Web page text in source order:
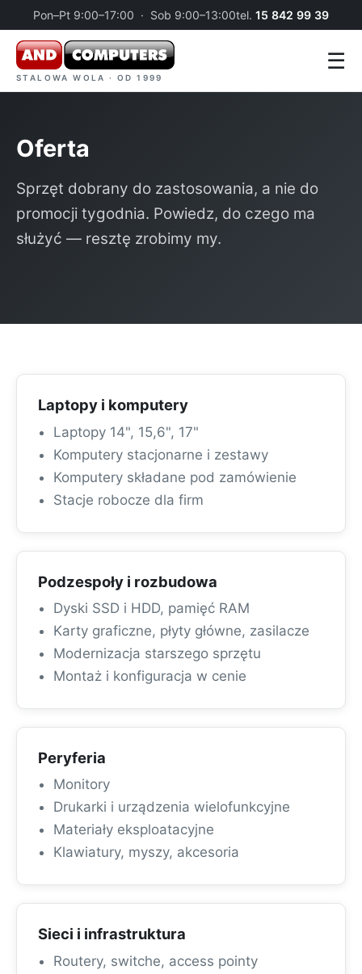
Pon–Pt 9:00–17:00 · Sob 9:00–13:00tel. 15 842 99 39
STALOWA WOLA · OD 1999
☰
Oferta
Sprzęt dobrany do zastosowania, a nie do
promocji tygodnia. Powiedz, do czego ma
służyć — resztę zrobimy my.
Laptopy i komputery
Laptopy 14", 15,6", 17"
Komputery stacjonarne i zestawy
Komputery składane pod zamówienie
Stacje robocze dla firm
Podzespoły i rozbudowa
Dyski SSD i HDD, pamięć RAM
Karty graficzne, płyty główne, zasilacze
Modernizacja starszego sprzętu
Montaż i konfiguracja w cenie
Peryferia
Monitory
Drukarki i urządzenia wielofunkcyjne
Materiały eksploatacyjne
Klawiatury, myszy, akcesoria
Sieci i infrastruktura
Routery, switche, access pointy